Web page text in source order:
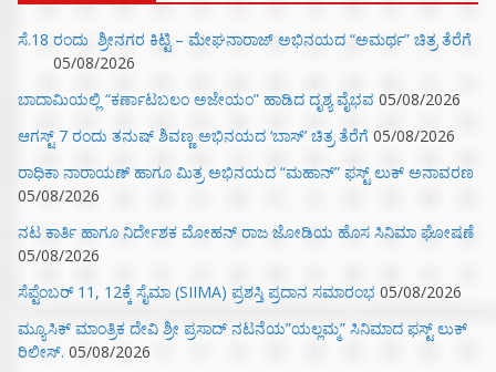
ಸೆ.18 ರಂದು ಶ್ರೀನಗರ ಕಿಟ್ಟಿ – ಮೇಘನಾರಾಜ್ ಅಭಿನಯದ “ಅಮರ್ಥ” ಚಿತ್ರ ತೆರೆಗೆ
05/08/2026
ಬಾದಾಮಿಯಲ್ಲಿ “ಕರ್ಣಾಟಬಲಂ ಅಜೇಯಂ” ಹಾಡಿದ ದೃಶ್ಯ ವೈಭವ 05/08/2026
ಆಗಸ್ಟ್ 7 ರಂದು ತನುಷ್ ಶಿವಣ್ಣ ಅಭಿನಯದ ‘ಬಾಸ್’ ಚಿತ್ರ ತೆರೆಗೆ 05/08/2026
ರಾಧಿಕಾ ನಾರಾಯಣ್ ಹಾಗೂ ಮಿತ್ರ ಅಭಿನಯದ “ಮಹಾನ್” ಫಸ್ಟ್ ಲುಕ್ ಅನಾವರಣ
05/08/2026
ನಟ ಕಾರ್ತಿ ಹಾಗೂ ನಿರ್ದೇಶಕ ಮೋಹನ್ ರಾಜ ಜೋಡಿಯ ಹೊಸ ಸಿನಿಮಾ ಘೋಷಣೆ
05/08/2026
ಸೆಪ್ಟೆಂಬರ್ 11, 12ಕ್ಕೆ ಸೈಮಾ (SIIMA) ಪ್ರಶಸ್ತಿ ಪ್ರದಾನ ಸಮಾರಂಭ 05/08/2026
ಮ್ಯೂಸಿಕ್‌ ಮಾಂತ್ರಿಕ ದೇವಿ ಶ್ರೀ ಪ್ರಸಾದ್ ನಟನೆಯ”ಯಲ್ಲಮ್ಮ” ಸಿನಿಮಾದ ಫಸ್ಟ್‌ ಲುಕ್‌
ರಿಲೀಸ್. 05/08/2026